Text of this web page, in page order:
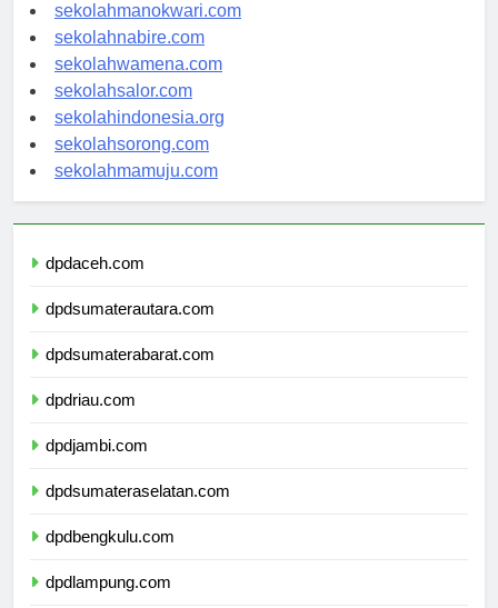
sekolahmanokwari.com
sekolahnabire.com
sekolahwamena.com
sekolahsalor.com
sekolahindonesia.org
sekolahsorong.com
sekolahmamuju.com
dpdaceh.com
dpdsumaterautara.com
dpdsumaterabarat.com
dpdriau.com
dpdjambi.com
dpdsumateraselatan.com
dpdbengkulu.com
dpdlampung.com